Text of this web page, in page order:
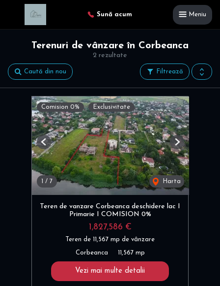
Sună acum Meniu
2 rezultate
Terenuri de vânzare în Corbeanca
Filtrează
Caută din nou
Comision 0% Exclusivitate
1 / 7 Harta
Previous Next
Teren de vanzare Corbeanca deschidere lac I
Primarie I COMISION 0%
1,827,586 €
Teren de 11,567 mp de vânzare
Corbeanca 11,567 mp
Vezi mai multe detalii